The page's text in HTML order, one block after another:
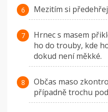
Mezitím si
Hrnec s masem
ho do trouby, kde
dokud není měkké.
Občas maso
případně trochu